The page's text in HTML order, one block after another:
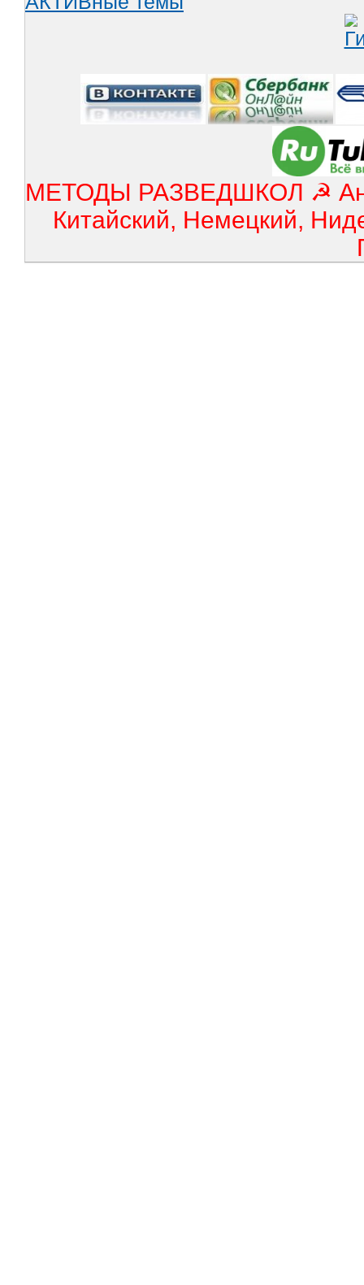
МЕТОДЫ РАЗВЕДШКОЛ ☭
Китайский, Немецкий,